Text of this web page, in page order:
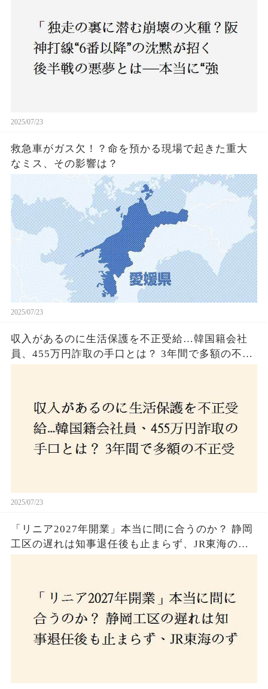
2025/07/23
救急車がガス欠！？命を預かる現場で起きた重大
なミス、その影響は？
2025/07/23
収入があるのに生活保護を不正受給…韓国籍会社
員、455万円詐取の手口とは？ 3年間で多額の不正
2025/07/23
「リニア2027年開業」本当に間に合うのか？ 静岡
工区の遅れは知事退任後も止まらず、JR東海のず